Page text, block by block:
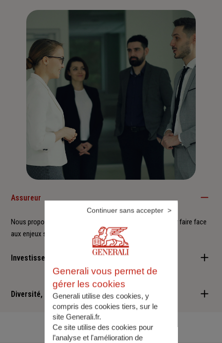
Assureur
Nous proposons à nos clients des solutions durables pour faire face
aux enjeux sociétaux et environnementaux.
Investisseur responsable
Nous sommes convaincus qu'il est possible d'allier performance
financière et retombées positives : cette vision est au cœur des
services que nous vous proposons.
Diversité, Equité, Inclusion
Nous faisons de la diversité, de l'équité et de l'inclusion un
engagement quotidien.
Generali vous permet de
gérer les cookies
Generali utilise des cookies, y
compris des cookies tiers, sur le
site Generali.fr.
Ce site utilise des cookies pour
l’analyse et l'amélioration de
Continuer sans accepter